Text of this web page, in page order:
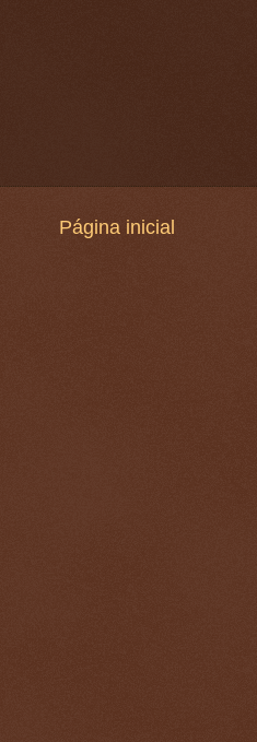
Página inicial